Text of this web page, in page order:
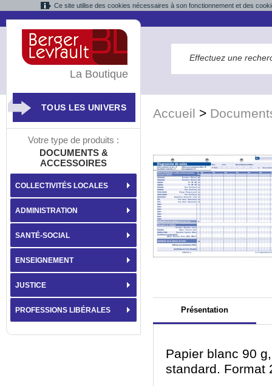
Ce site utilise des cookies nécessaires à son fonctionnement et des
Accueil >
Présentation
Papier blanc 90
standard. Format
La Boutique
TOUS LES UNIVERS
Votre type de produits :
DOCUMENTS &
ACCESSOIRES
COLLECTIVITÉS LOCALES
ADMINISTRATION
SANTÉ-SOCIAL
ENSEIGNEMENT
JUSTICE
PROFESSIONS LIBÉRALES